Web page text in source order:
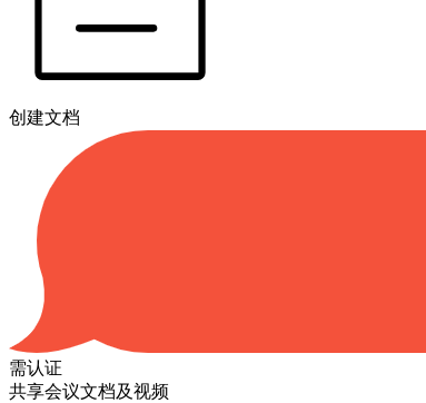
创建文档
需认证
共享会议文档及视频